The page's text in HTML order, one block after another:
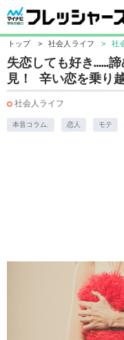
トップ > 社会人ライフ > 社
失恋しても好き……
見！ 辛い恋を乗り
社会人ライフ
本音コラム. 恋人 モテ